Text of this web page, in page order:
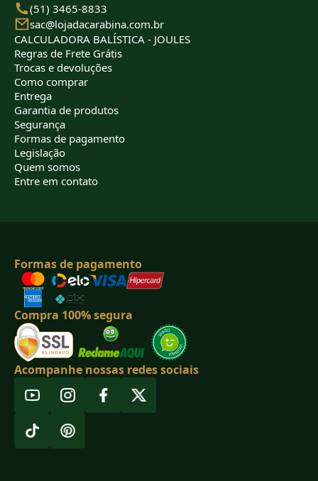
(51) 3465-8833
sac@lojadacarabina.com.br
CALCULADORA BALÍSTICA - JOULES
Regras de Frete Grátis
Trocas e devoluções
Como comprar
Entrega
Garantia de produtos
Segurança
Formas de pagamento
Legislação
Quem somos
Entre em contato
Formas de pagamento
Compra 100% segura
Acompanhe nossas redes sociais